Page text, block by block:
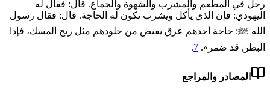
رجل في المطعم والمشرب والشهوة والجماع. قال: فقال له
اليهودي: فإن الذي يأكل ويشرب تكون له الحاجة. قال: فقال رسول
الله ﷺ: حاجة أحدهم عرق يفيض من جلودهم مثل ريح المسك، فإذا
البطن قد ضمر». 7
.
المصادر والمراجع